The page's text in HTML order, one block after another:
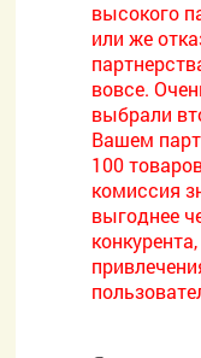
высокого
или же
вовсе.
выбрали
Вашем
100
комиссия
выгоднее